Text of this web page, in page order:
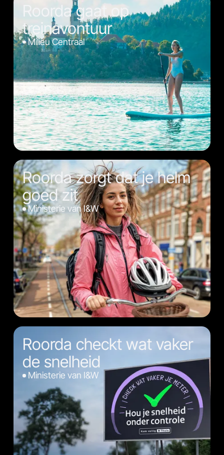
Roorda gaat op
treinavontuur
Milieu Centraal
Roorda zorgt dat je helm
goed zit
Ministerie van I&W
Roorda checkt wat vaker
de snelheid
Ministerie van I&W